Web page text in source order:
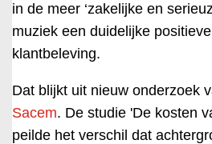
in de meer ‘zakelijke en
muziek een duidelijke
klantbeleving.
Dat blijkt uit nieuw onderzoek
Sacem. De studie 'De kosten
peilde het verschil dat